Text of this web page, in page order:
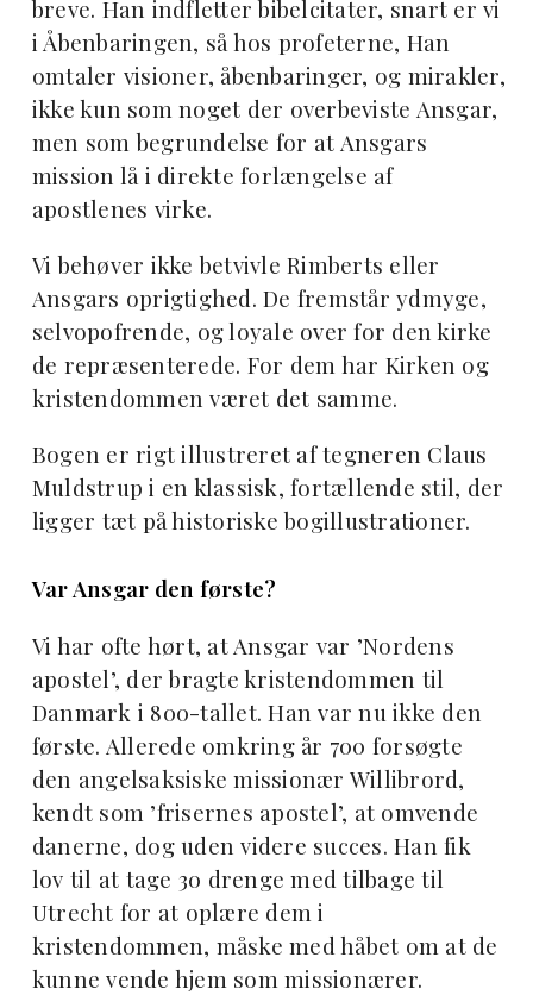
breve. Han indfletter bibelcitater, snart er vi
i Åbenbaringen, så hos profeterne, Han
omtaler visioner, åbenbaringer, og mirakler,
ikke kun som noget der overbeviste Ansgar,
men som begrundelse for at Ansgars
mission lå i direkte forlængelse af
apostlenes virke.
Vi behøver ikke betvivle Rimberts eller
Ansgars oprigtighed. De fremstår ydmyge,
selvopofrende, og loyale over for den kirke
de repræsenterede. For dem har Kirken og
kristendommen været det samme.
Bogen er rigt illustreret af tegneren Claus
Muldstrup i en klassisk, fortællende stil, der
ligger tæt på historiske bogillustrationer.
Var Ansgar den første?
Vi har ofte hørt, at Ansgar var ’Nordens
apostel’, der bragte kristendommen til
Danmark i 800-tallet. Han var nu ikke den
første. Allerede omkring år 700 forsøgte
den angelsaksiske missionær Willibrord,
kendt som ’frisernes apostel’, at omvende
danerne, dog uden videre succes. Han fik
lov til at tage 30 drenge med tilbage til
Utrecht for at oplære dem i
kristendommen, måske med håbet om at de
kunne vende hjem som missionærer.